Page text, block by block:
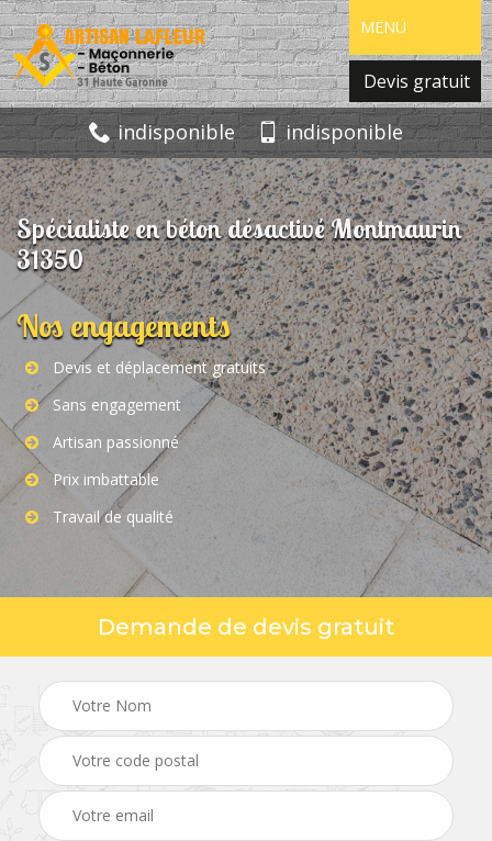
MENU
Devis gratuit
indisponible indisponible
Spécialiste en béton désactivé Montmaurin
31350
Nos engagements
Devis et déplacement gratuits
Sans engagement
Artisan passionné
Prix imbattable
Travail de qualité
Demande de devis gratuit